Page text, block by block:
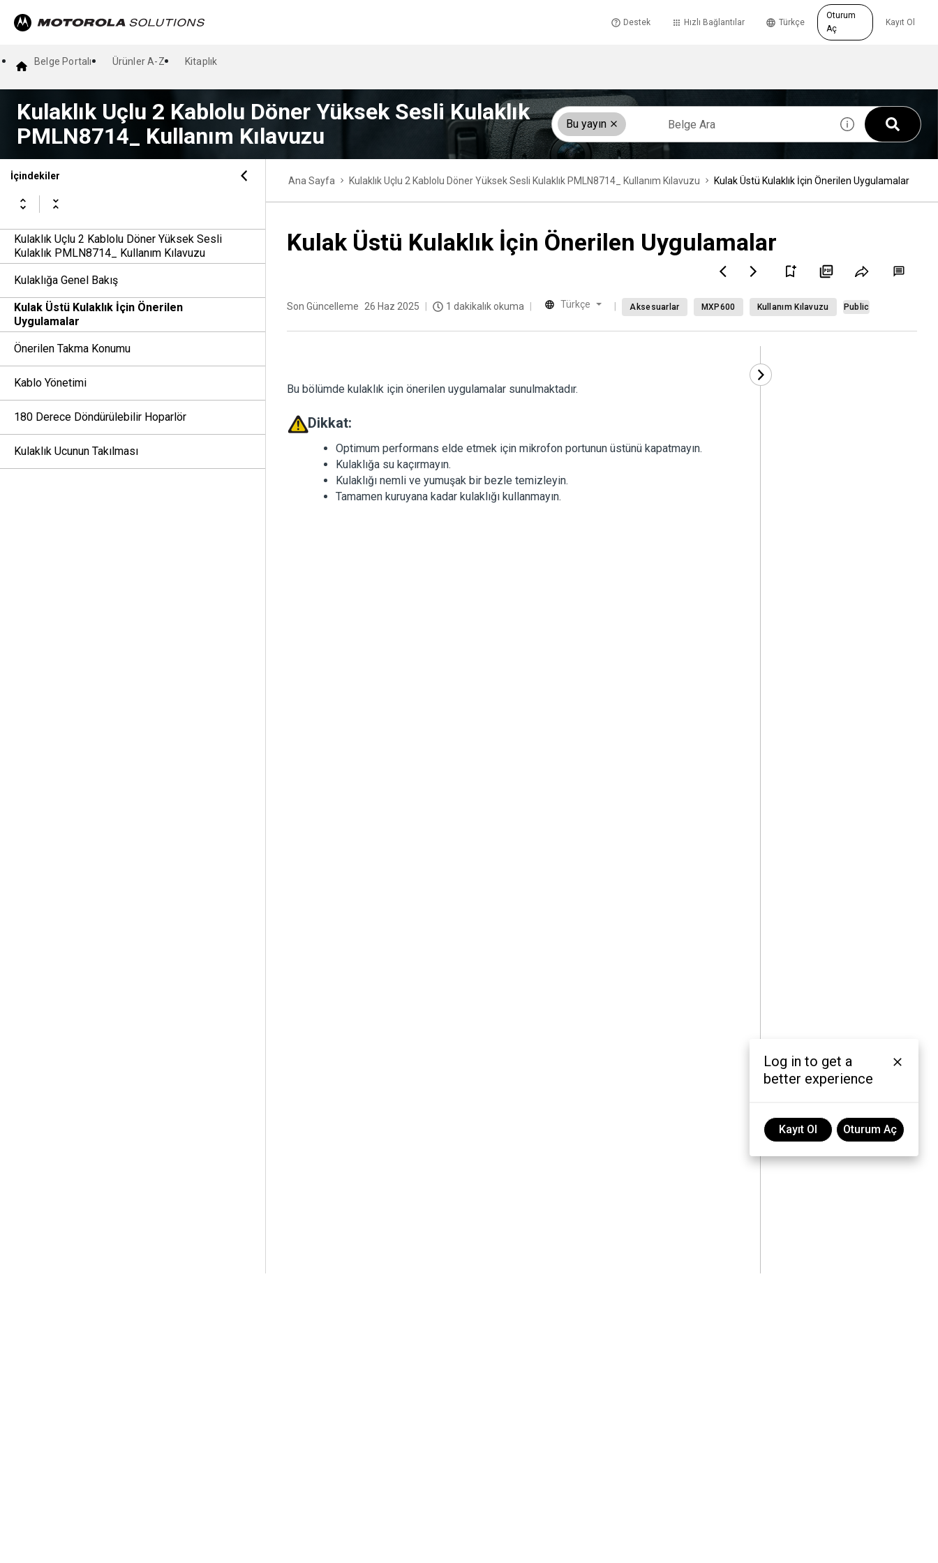
Destek Hızlı Bağlantılar Kayıt Ol
Türkçe
Oturum
Aç
Belge Portalı Ürünler A-Z Kitaplık
Kulaklık Uçlu 2 Kablolu Döner Yüksek Sesli Kulaklık
PMLN8714_ Kullanım Kılavuzu
Bu yayın
İçindekiler
Kulaklık Uçlu 2 Kablolu Döner Yüksek Sesli
Kulaklık PMLN8714_ Kullanım Kılavuzu
Kulaklığa Genel Bakış
Kulak Üstü Kulaklık İçin Önerilen
Uygulamalar
Önerilen Takma Konumu
Kablo Yönetimi
180 Derece Döndürülebilir Hoparlör
Kulaklık Ucunun Takılması
Ana Sayfa Kulaklık Uçlu 2 Kablolu Döner Yüksek Sesli Kulaklık PMLN8714_ Kullanım Kılavuzu Kulak Üstü Kulaklık İçin Önerilen Uygulamalar
Kulak Üstü Kulaklık İçin Önerilen Uygulamalar
Son Güncelleme 26 Haz 2025 1 dakikalık okuma Türkçe Aksesuarlar MXP600 Kullanım Kılavuzu Public
Bu bölümde kulaklık için önerilen uygulamalar sunulmaktadır.
Dikkat:
Optimum performans elde etmek için mikrofon portunun üstünü kapatmayın.
Kulaklığa su kaçırmayın.
Kulaklığı nemli ve yumuşak bir bezle temizleyin.
Tamamen kuruyana kadar kulaklığı kullanmayın.
Log in to get a
better experience
Kayıt Ol Oturum Aç